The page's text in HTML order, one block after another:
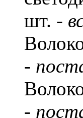
шт. -
-
-